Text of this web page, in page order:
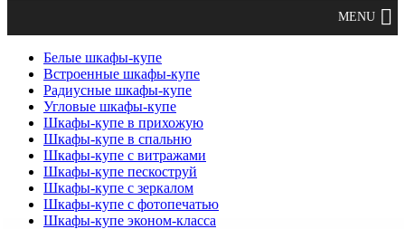
Белые шкафы-купе
Встроенные шкафы-купе
Радиусные шкафы-купе
Угловые шкафы-купе
Шкафы-купе в прихожую
Шкафы-купе в спальню
Шкафы-купе с витражами
Шкафы-купе пескоструй
Шкафы-купе с зеркалом
Шкафы-купе с фотопечатью
Шкафы-купе эконом-класса